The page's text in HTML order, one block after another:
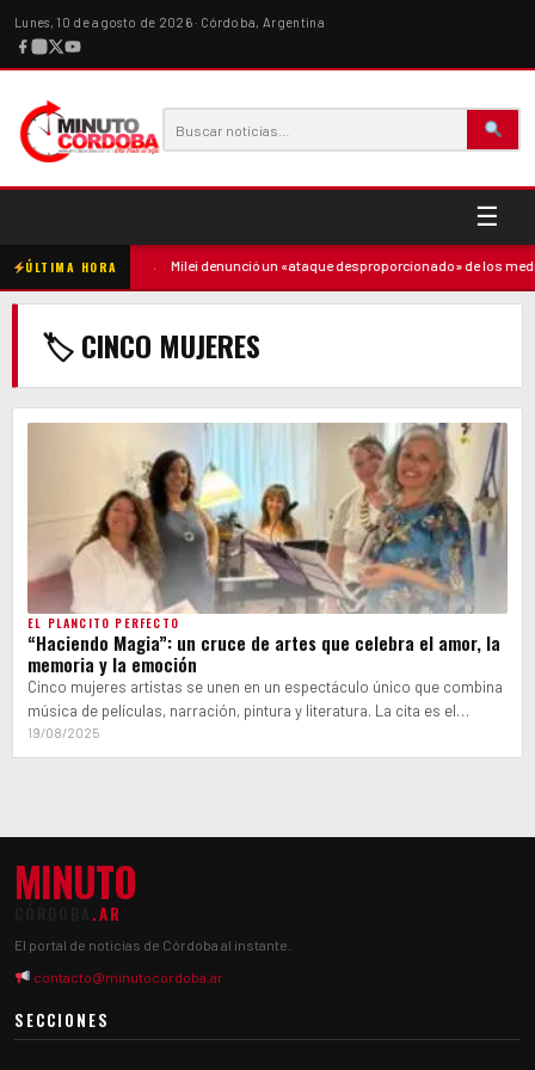
Lunes, 10 de agosto de 2026 · Córdoba, Argentina
☰
ÚLTIMA HORA
contra la madre Milei denunció un «ataque desproporcionado» de los
🏷 CINCO MUJERES
EL PLANCITO PERFECTO
“Haciendo Magia”: un cruce de artes que celebra el amor, la
memoria y la emoción
Cinco mujeres artistas se unen en un espectáculo único que combina
música de películas, narración, pintura y literatura. La cita es el…
19/08/2025
MINUTO
.AR
El portal de noticias de Córdoba al instante.
contacto@minutocordoba.ar
SECCIONES